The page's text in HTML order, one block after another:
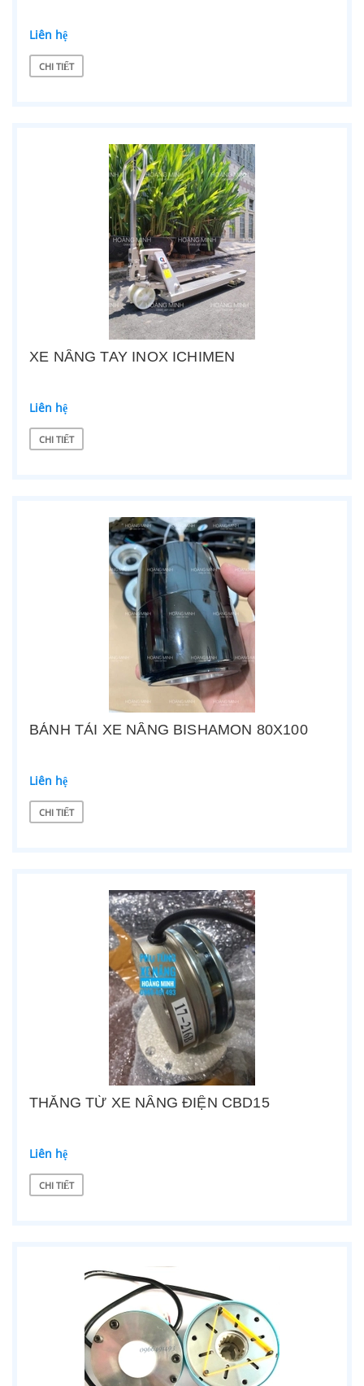
Liên hệ
CHI TIẾT
XE NÂNG TAY INOX ICHIMEN
Liên hệ
CHI TIẾT
BÁNH TẢI XE NÂNG BISHAMON 80X100
Liên hệ
CHI TIẾT
THẮNG TỪ XE NÂNG ĐIỆN CBD15
Liên hệ
CHI TIẾT